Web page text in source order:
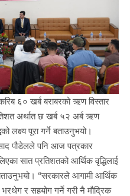
६० खर्ब बराबरको ऋण विस्तार
अर्थात छ खर्ब ५२ अर्ब ऋण
लक्ष्य पूरा गर्ने बताउनुभयो।
पौडेलले पनि आज पत्रकार
सात प्रतिशतको आर्थिक वृद्धिलाई
“सरकारले आगामी आर्थिक
भरथेग र सहयोग गर्ने गरी नै मौद्रिक